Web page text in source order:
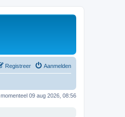
Aanmelden
Registreer
09 aug 2026, 08:56